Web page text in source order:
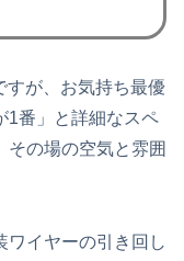
すが、お気持ち最優
1番」と詳細なスペ
その場の空気と雰囲
ワイヤーの引き回し